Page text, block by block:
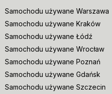
Samochodu używane Warszawa
Samochodu używane Kraków
Samochodu używane Łódź
Samochodu używane Wrocław
Samochodu używane Poznań
Samochodu używane Gdańsk
Samochodu używane Szczecin